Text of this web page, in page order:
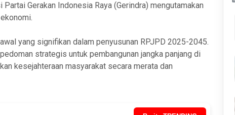
Gerakan Indonesia Raya (Gerindra) mengutamakan
yang signifikan dalam penyusunan RPJPD 2025-2045.
strategis untuk pembangunan jangka panjang di
kesejahteraan masyarakat secara merata dan